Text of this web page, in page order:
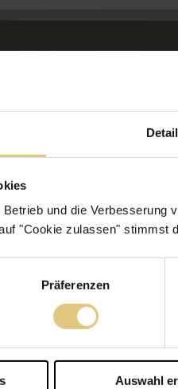
und die Verbesserung
"Cookie zulassen" stimmst
Präferenzen
Auswahl